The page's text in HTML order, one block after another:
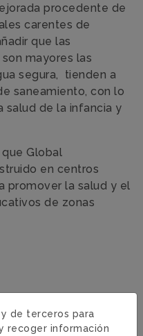
procedente de
carentes de
que las
mayores las
segura, tienden a
saneamiento, con lo
salud de la infancia y
Global
en centros
promover la salud y el
de zonas
de terceros para
recoger información